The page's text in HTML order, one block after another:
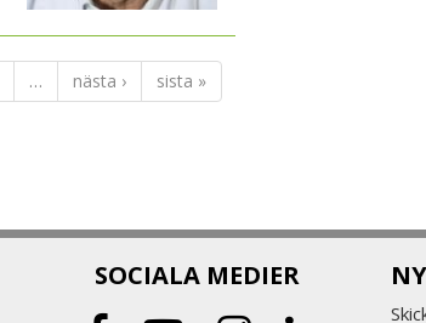
… nästa › sista »
SOCIALA MEDIER